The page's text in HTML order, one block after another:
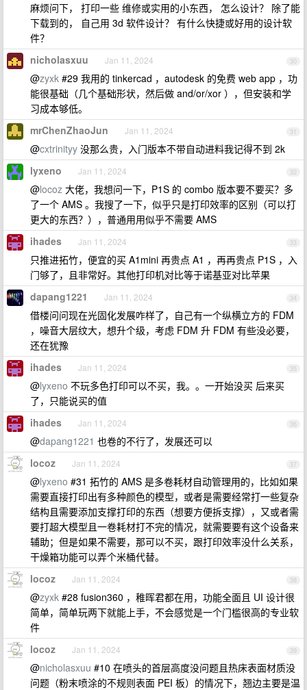
麻烦问下， 打印一些 维修或实用的小东西， 怎么设计？ 除了能
下载到的， 自己用 3d 软件设计？ 有什么快捷或好用的设计软
件？
30
nicholasxuu Jan 11, 2024
@zyxk #29 我用的 tinkercad ，autodesk 的免费 web app ，功
能很基础（几个基础形状，然后做 and/or/xor ），但安装和学
习成本够低。
31
mrChenZhaoJun Jan 11, 2024
@cxtrinityy 没那么贵，入门版本不带自动进料我记得不到 2k
32
lyxeno Jan 11, 2024
@locoz 大佬，我想问一下，P1S 的 combo 版本要不要买？多
了一个 AMS 。我搜了一下，似乎只是打印效率的区别（可以打
更大的东西？），普通用用似乎不需要 AMS
33
ihades Jan 11, 2024
只推进拓竹，便宜的买 A1mini 再贵点 A1 ，再再贵点 P1S ，入
门够了，且非常好。其他打印机对比等于诺基亚对比苹果
34
dapang1221 Jan 11, 2024
借楼问问现在光固化发展咋样了，自己有一个纵横立方的 FDM
，噪音大层纹大，想升个级，考虑 FDM 升 FDM 有些没必要，
还在犹豫
35
ihades Jan 11, 2024
@lyxeno 不玩多色打印可以不买，我。。一开始没买 后来买
了，只能说买的值
36
ihades Jan 11, 2024
@dapang1221 也卷的不行了，发展还可以
37
locoz Jan 11, 2024
@lyxeno #31 拓竹的 AMS 是多卷耗材自动管理用的，比如如果
需要直接打印出有多种颜色的模型，或者是需要经常打一些复杂
结构且需要添加支撑打印的东西（想要方便拆支撑），又或者需
要打超大模型且一卷耗材打不完的情况，就需要要有这个设备来
辅助；但是如果不需要，那可以不买，跟打印效率没什么关系，
干燥箱功能可以弄个米桶代替。
38
locoz Jan 11, 2024
@zyxk #28 fusion360 ，稚晖君都在用，功能全面且 UI 设计很
简单，简单玩两下就能上手，不会感觉是一个门槛很高的专业软
件
39
locoz Jan 11, 2024
@nicholasxuu #10 在喷头的首层高度没问题且热床表面材质没
问题（粉末喷涂的不规则表面 PEI 板）的情况下，翘边主要是温